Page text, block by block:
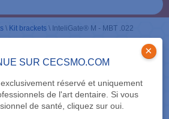
SUR CECSMO.COM
réservé et uniquement
de l'art dentaire. Si vous
de santé, cliquez sur oui.
×
\ Kit brackets \ InteliGate® M - MBT .022